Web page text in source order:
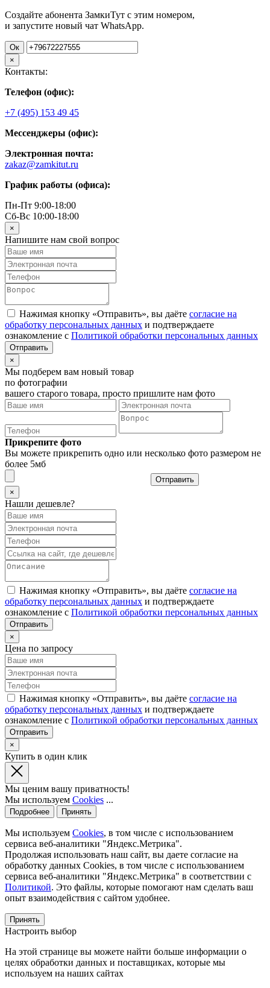
Создайте абонента ЗамкиТут с этим номером,
и запустите новый чат WhatsApp.
Ок
×
Контакты:
Телефон (офис):
+7 (495) 153 49 45
Мессенджеры (офис):
Электронная почта:
zakaz@zamkitut.ru
График работы (офиса):
Пн-Пт 9:00-18:00
Сб-Вс 10:00-18:00
×
Напишите нам свой вопрос
Нажимая кнопку «Отправить», вы даёте согласие на
обработку персональных данных и подтверждаете
ознакомление с Политикой обработки персональных данных
×
Мы подберем вам новый товар
по фотографии
вашего старого товара, просто пришлите нам фото
Прикрепите фото
Вы можете прикрепить одно или несколько фото размером не
более 5мб
Отправить
×
Нашли дешевле?
Нажимая кнопку «Отправить», вы даёте согласие на
обработку персональных данных и подтверждаете
ознакомление с Политикой обработки персональных данных
×
Цена по запросу
Нажимая кнопку «Отправить», вы даёте согласие на
обработку персональных данных и подтверждаете
ознакомление с Политикой обработки персональных данных
×
Купить в один клик
Мы ценим вашу приватность!
Мы используем Cookies ...
Подробнее Принять
Мы используем Cookies, в том числе с использованием
сервиса веб-аналитики "Яндекс.Метрика".
Продолжая использовать наш сайт, вы даете согласие на
обработку данных Cookies, в том числе с использованием
сервиса веб-аналитики "Яндекс.Метрика" в соответствии с
Политикой. Это файлы, которые помогают нам сделать ваш
опыт взаимодействия с сайтом удобнее.
Принять
Настроить выбор
На этой странице вы можете найти больше информации о
целях обработки данных и поставщиках, которые мы
используем на наших сайтах